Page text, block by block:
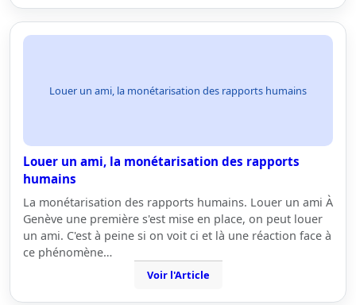
Louer un ami, la monétarisation des rapports humains
Louer un ami, la monétarisation des rapports
humains
La monétarisation des rapports humains. Louer un ami À
Genève une première s'est mise en place, on peut louer
un ami. C'est à peine si on voit ci et là une réaction face à
ce phénomène…
Voir l'Article